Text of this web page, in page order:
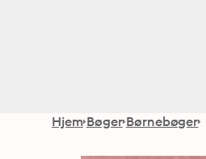
Hjem Bøger Børnebøger